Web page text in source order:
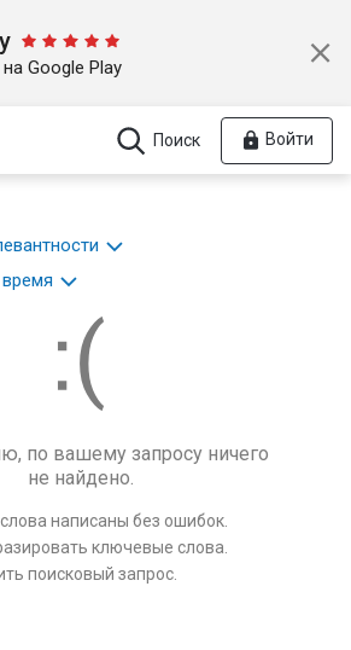
на Google Play
Поиск Войти
по вашему запросу ничего
не найдено.
написаны без ошибок.
ключевые слова.
поисковый запрос.